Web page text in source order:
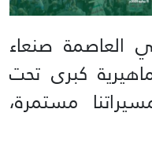
العاصمة صنعاء
كبرى تحت
مستمرة،